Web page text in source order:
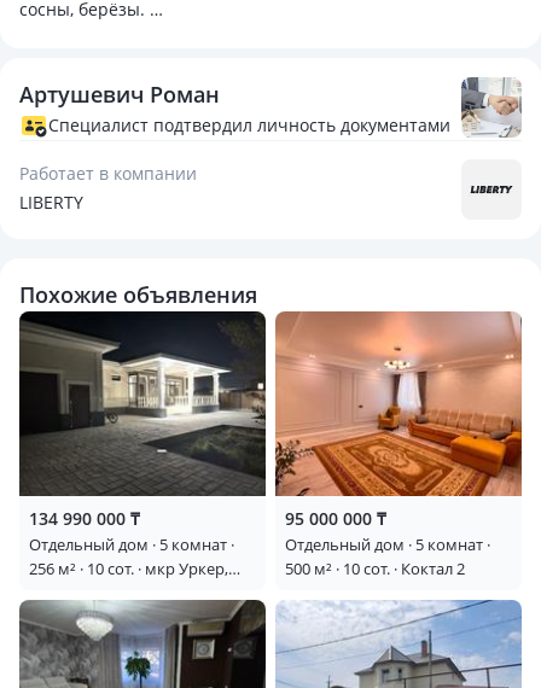
сосны, берёзы.
Артушевич Роман
Специалист подтвердил личность документами
Работает в компании
LIBERTY
Похожие объявления
134 990 000 ₸
Отдельный дом · 5 комнат ·
256 м² · 10 сот. · мкр Уркер,
95 000 000 ₸
Отдельный дом · 5 комнат ·
500 м² · 10 сот. · Коктал 2